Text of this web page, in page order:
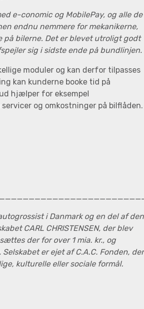
e-conomic og MobilePay, og alle de
endnu nemmere for mekanikerne,
på bilerne. Det er blevet utroligt godt
sig i sidste ende på bundlinjen.
moduler og kan derfor tilpasses
kan kunderne booke tid på
hjælper for eksempel
og omkostninger på bilflåden.
i Danmark og en del af den
CARL CHRISTENSEN, der blev
der for over 1 mia. kr., og
er ejet af C.A.C. Fonden, der
kulturelle eller sociale formål.